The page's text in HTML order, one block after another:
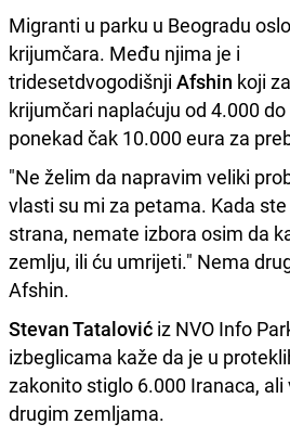
Migranti u parku u Beogradu
krijumčara. Među njima je i
tridesetdvogodišnji Afshin koji
krijumčari naplaćuju od 4.000
ponekad čak 10.000 eura za
"Ne želim da napravim veliki
vlasti su mi za petama. Kada
strana, nemate izbora osim da
zemlju, ili ću umrijeti." Nema
Afshin.
Stevan Tatalović iz NVO Info
izbeglicama kaže da je u
zakonito stiglo 6.000 Iranaca,
drugim zemljama.